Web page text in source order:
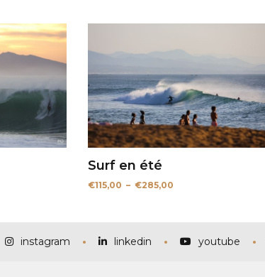
Surf en été
€115,00 – €285,00
€285,00
instagram linkedin youtube